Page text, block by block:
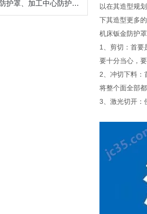
数控车床防护罩、加工中心防护罩定做选盐山县奔兴，专注机床防护与排屑解决方案的专业厂家
以在其造型规
下其造型更多
机床钣金防护
1、剪切：首要
要十分当心，
2、冲切下料：
将整个面全部
3、激光切开：